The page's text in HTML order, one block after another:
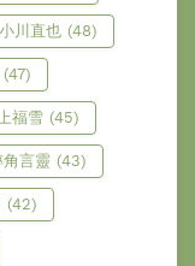
小川直也 (48)
(47)
上福雪 (45)
角言靈 (43)
(42)